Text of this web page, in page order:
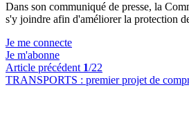
Dans son communiqué de presse, la
s'y joindre afin d'améliorer la protection
Je me connecte
Je m'abonne
Article précédent 1/22
TRANSPORTS : premier projet de